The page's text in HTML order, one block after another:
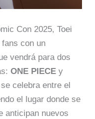
Con 2025, Toei
con un
vendrá para dos
ONE PIECE y
celebra entre el
el lugar donde se
anticipan nuevos